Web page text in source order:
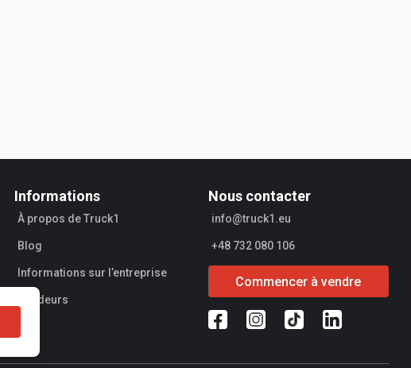
Informations
À propos de Truck1
Blog
Informations sur l’entreprise
Vendeurs
Nous contacter
info@truck1.eu
+48 732 080 106
Commencer à vendre